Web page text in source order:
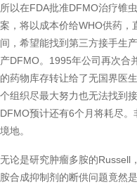
所以在FDA批准DFMO治疗锥
案，将以成本价给WHO供药
间，希望能找到第三方接手生
产DFMO。1995年公司再次合
的药物库存转让给了无国界医
个组织尽最大努力也无法找到
DFMO预计还有6个月将耗尽
境地。
无论是研究肿瘤多胺的Russell
胺合成抑制剂的断供问题竟然